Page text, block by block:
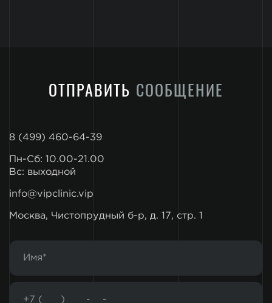
ОТПРАВИТЬ СООБЩЕНИЕ
8 (499) 460-64-39
Пн-Сб: 10.00-21.00
Вс: выходной
info@vipclinic.vip
Москва, Чистопрудный б-р, д. 17, стр. 1